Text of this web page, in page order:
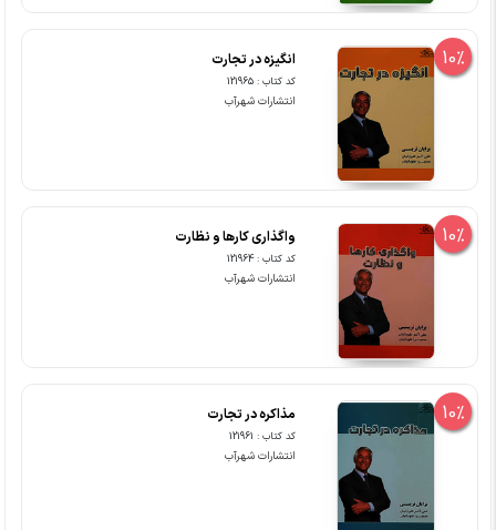
10% انگیزه در تجارت
کد کتاب : 121965
انتشارات شهرآب
10% واگذاری کارها و نظارت
کد کتاب : 121964
انتشارات شهرآب
10% مذاکره در تجارت
کد کتاب : 121961
انتشارات شهرآب